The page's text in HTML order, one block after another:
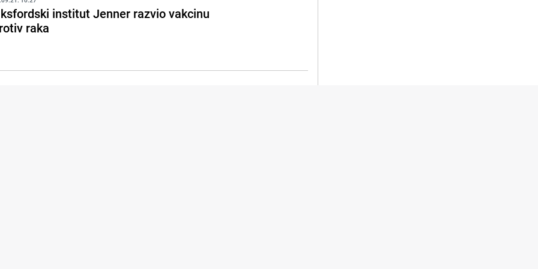
institut Jenner razvio vakcinu
raka